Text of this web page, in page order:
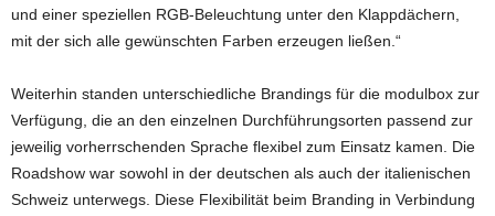
und einer speziellen RGB-Beleuchtung unter den Klappdächern,
mit der sich alle gewünschten Farben erzeugen ließen.“
Weiterhin standen unterschiedliche Brandings für die modulbox zur
Verfügung, die an den einzelnen Durchführungsorten passend zur
jeweilig vorherrschenden Sprache flexibel zum Einsatz kamen. Die
Roadshow war sowohl in der deutschen als auch der italienischen
Schweiz unterwegs. Diese Flexibilität beim Branding in Verbindung